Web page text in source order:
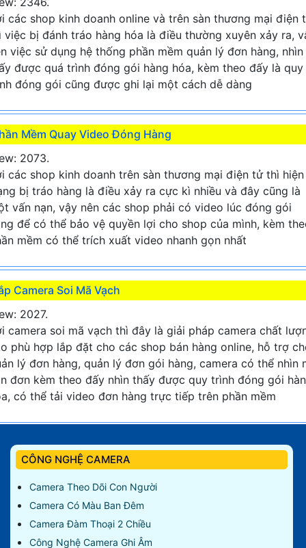
các shop kinh doanh online và trên sàn thương mại điện
việc bị đánh tráo hàng hóa là điều thường xuyên xảy ra,
việc sử dụng hệ thống phần mềm quản lý đơn hàng, nhìn
được quá trình đóng gói hàng hóa, kèm theo đấy là quy
đóng gói cũng được ghi lại một cách dễ dàng
Mềm Quay Video Đóng Hàng
2073.
các shop kinh doanh trên sàn thương mại điện tử thì hiện
bị tráo hàng là điều xảy ra cực kì nhiều và đây cũng là
vấn nạn, vậy nên các shop phải có video lúc đóng gói
để có thể bảo vệ quyền lợi cho shop của mình, kèm
mềm có thể trích xuất video nhanh gọn nhất
Camera Soi Mã Vạch
2027.
camera soi mã vạch thì đây là giải pháp camera chất
phù hợp lắp đặt cho các shop bán hàng online, hỗ trợ
lý đơn hàng, quản lý đơn gói hàng, camera có thể nhìn
đơn kèm theo đấy nhìn thấy được quy trình đóng gói
có thể tải video đơn hàng trực tiếp trên phần mềm
CÔNG NGHỆ CAMERA
Camera Theo Dõi Con Người
Camera Có Màu Ban Đêm
Camera Đàm Thoại 2 Chiều
Công Nghệ Camera Ghi Âm